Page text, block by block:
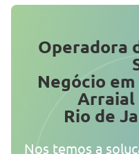
Operadora
Negócio
Arraial
Rio de
Nos temos a